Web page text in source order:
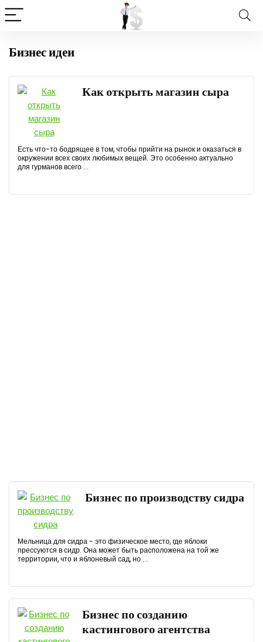
Бизнес идеи
Как открыть магазин сыра
Есть что-то бодрящее в том, чтобы прийти на рынок и оказаться в
окружении всех своих любимых вещей. Это особенно актуально
для гурманов всего ...
Бизнес по производству сидра
Мельница для сидра - это физическое место, где яблоки
прессуются в сидр. Она может быть расположена на той же
территории, что и яблоневый сад, но ...
Бизнес по созданию
кастингового агентства